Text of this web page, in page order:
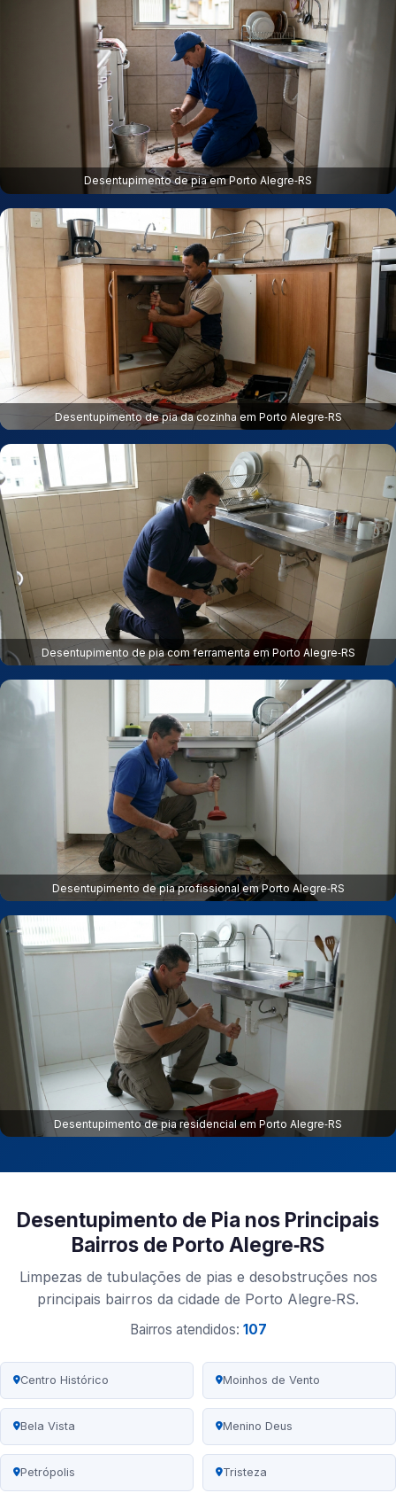
Desentupimento de pia em Porto Alegre‑RS
Desentupimento de pia da cozinha em Porto Alegre‑RS
Desentupimento de pia com ferramenta em Porto Alegre‑RS
Desentupimento de pia profissional em Porto Alegre‑RS
Desentupimento de pia residencial em Porto Alegre‑RS
Desentupimento de Pia nos Principais
Bairros de Porto Alegre‑RS
Limpezas de tubulações de pias e desobstruções nos
principais bairros da cidade de Porto Alegre‑RS.
Bairros atendidos: 107
Centro Histórico Moinhos de Vento
Bela Vista Menino Deus
Petrópolis Tristeza